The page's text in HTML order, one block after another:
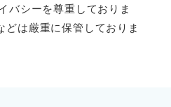
バシーを尊重しておりま
どは厳重に保管しておりま